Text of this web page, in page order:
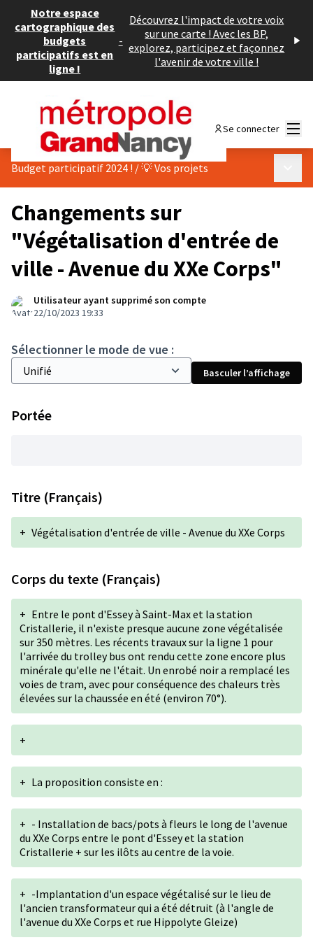
Notre espace
cartographique des
budgets
participatifs est en
ligne !
-
Découvrez l'impact de votre voix
sur une carte ! Avec les BP,
explorez, participez et façonnez
l'avenir de votre ville !
Se connecter
Budget participatif 2024 ! /💡 Vos projets
Changements sur
"Végétalisation d'entrée de
ville - Avenue du XXe Corps"
Utilisateur ayant supprimé son compte
22/10/2023 19:33
Sélectionner le mode de vue :
Basculer l’affichage
Portée
Titre (Français)
+ Végétalisation d'entrée de ville - Avenue du XXe Corps
Corps du texte (Français)
+ Entre le pont d'Essey à Saint-Max et la station
Cristallerie, il n'existe presque aucune zone végétalisée
sur 350 mètres. Les récents travaux sur la ligne 1 pour
l'arrivée du trolley bus ont rendu cette zone encore plus
minérale qu'elle ne l'était. Un enrobé noir a remplacé les
voies de tram, avec pour conséquence des chaleurs très
élevées sur la chaussée en été (environ 70°).
+
+ La proposition consiste en :
+ - Installation de bacs/pots à fleurs le long de l'avenue
du XXe Corps entre le pont d'Essey et la station
Cristallerie + sur les ilôts au centre de la voie.
+ -Implantation d'un espace végétalisé sur le lieu de
l'ancien transformateur qui a été détruit (à l'angle de
l'avenue du XXe Corps et rue Hippolyte Gleize)